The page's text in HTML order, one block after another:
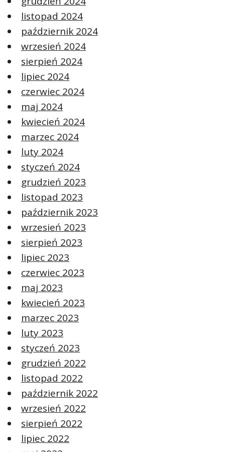
listopad 2024
październik 2024
wrzesień 2024
sierpień 2024
lipiec 2024
czerwiec 2024
maj 2024
kwiecień 2024
marzec 2024
luty 2024
styczeń 2024
grudzień 2023
listopad 2023
październik 2023
wrzesień 2023
sierpień 2023
lipiec 2023
czerwiec 2023
maj 2023
kwiecień 2023
marzec 2023
luty 2023
styczeń 2023
grudzień 2022
listopad 2022
październik 2022
wrzesień 2022
sierpień 2022
lipiec 2022